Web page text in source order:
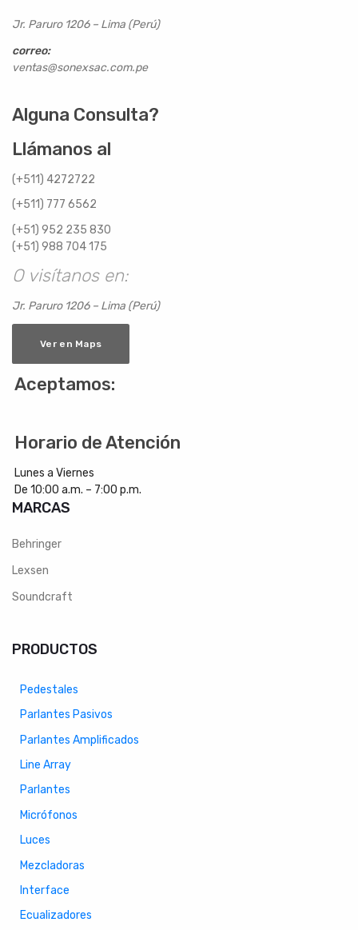
Jr. Paruro 1206 – Lima (Perú)
correo:
ventas@sonexsac.com.pe
Alguna Consulta?
Llámanos al
(+511) 4272722
(+511) 777 6562
(+51) 952 235 830
(+51) 988 704 175
O visítanos en:
Jr. Paruro 1206 – Lima (Perú)
Ver en Maps
Aceptamos:
Horario de Atención
Lunes a Viernes
De 10:00 a.m. – 7:00 p.m.
MARCAS
Behringer
Lexsen
Soundcraft
PRODUCTOS
Pedestales
Parlantes Pasivos
Parlantes Amplificados
Line Array
Parlantes
Micrófonos
Luces
Mezcladoras
Interface
Ecualizadores